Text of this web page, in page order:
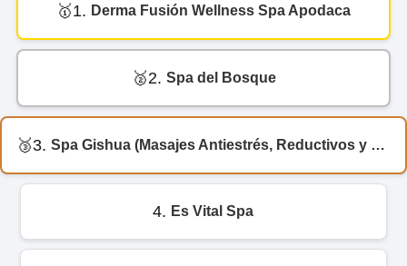
1. Derma Fusión Wellness Spa Apodaca
2. Spa del Bosque
3. Spa Gishua (Masajes Antiestrés, Reductivos y Rehabilitación física)
4. Es Vital Spa